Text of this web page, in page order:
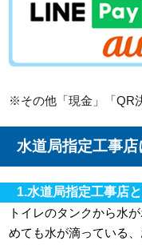
※その他「現金」「QR
水道局指定工事店
1.水道局指定工事店
トイレのタンクから水
めても水が滴っている